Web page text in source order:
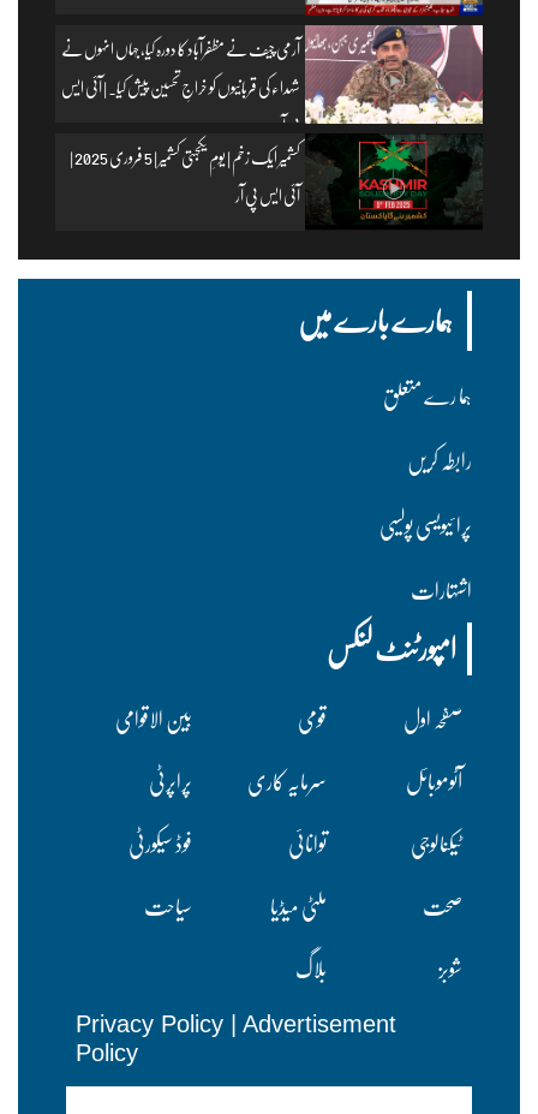
آرمی چیف نے مظفرآباد کا دورہ کیا، جہاں انہوں نے
شہداء کی قربانیوں کو خراجِ تحسین پیش کیا۔ | آئی ایس
پی آر
کشمیر ایک زخم | یومِ یکجہتی کشمیر | 5 فروری 2025 |
آئی ایس پی آر
ہمارے بارے میں
ہما رے متعلق
رابطہ کریں
پرا ئیویسی پولسیی
اشتہارات
امپورٹنٹ لنکس
صفحہ اول قومی
بین الاقوامی
آٹوموبائل
سرمایہ کاری
پراپرٹی
ٹیکنالوجی
توانائی
فوڈ سیکورٹی
صحت
ملٹی میڈیا
سیاحت
شوبز
بلاگ
Privacy Policy
Advertisement
Policy